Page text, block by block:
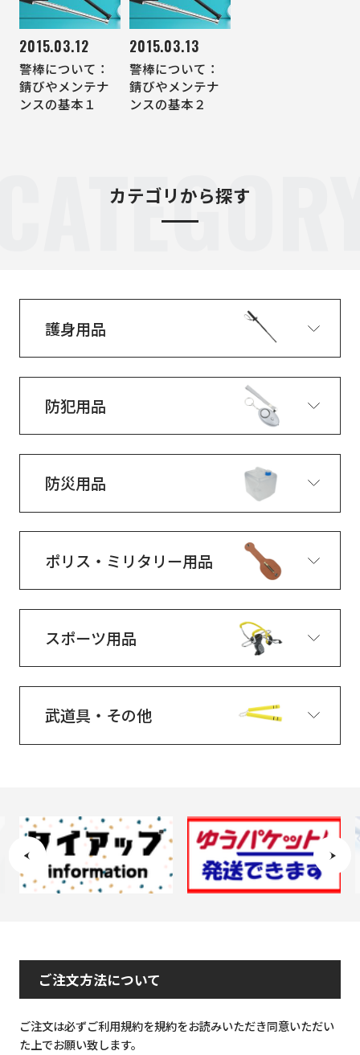
2015.03.12
警棒について：
錆びやメンテナ
ンスの基本１
2015.03.13
警棒について：
錆びやメンテナ
ンスの基本２
カテゴリから探す
護身用品
防犯用品
防災用品
ポリス・ミリタリー用品
スポーツ用品
武道具・その他
ご注文方法について
ご注文は必ずご利用規約を規約をお読みいただき同意いただい
た上でお願い致します。